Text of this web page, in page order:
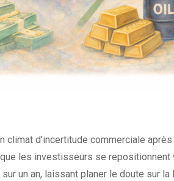
d’incertitude commerciale
les investisseurs se
un an, laissant planer le doute sur